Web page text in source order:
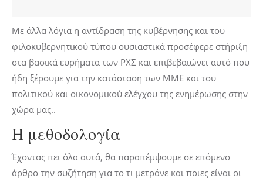
Με άλλα λόγια η αντίδραση της κυβέρνησης και του
φιλοκυβερνητικού τύπου ουσιαστικά προσέφερε στήριξη
στα βασικά ευρήματα των ΡΧΣ και επιβεβαιώνει αυτό που
ήδη ξέρουμε για την κατάσταση των ΜΜΕ και του
πολιτικού και οικονομικού ελέγχου της ενημέρωσης στην
χώρα μας..
Η μεθοδολογία
Έχοντας πει όλα αυτά, θα παραπέμψουμε σε επόμενο
άρθρο την συζήτηση για το τι μετράνε και ποιες είναι οι